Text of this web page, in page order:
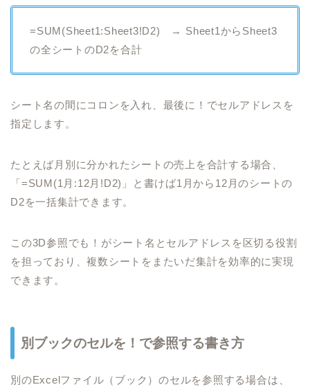
=SUM(Sheet1:Sheet3!D2) → Sheet1からSheet3
の全シートのD2を合計
シート名の間にコロンを入れ、最後に！でセルアドレスを
指定します。
たとえば月別に分かれたシートの売上を合計する場合、
「=SUM(1月:12月!D2)」と書けば1月から12月のシートの
D2を一括集計できます。
この3D参照でも！がシート名とセルアドレスを区切る役割
を担っており、複数シートをまたいだ集計を効率的に実現
できます。
別ブックのセルを！で参照する書き方
別のExcelファイル（ブック）のセルを参照する場合は、